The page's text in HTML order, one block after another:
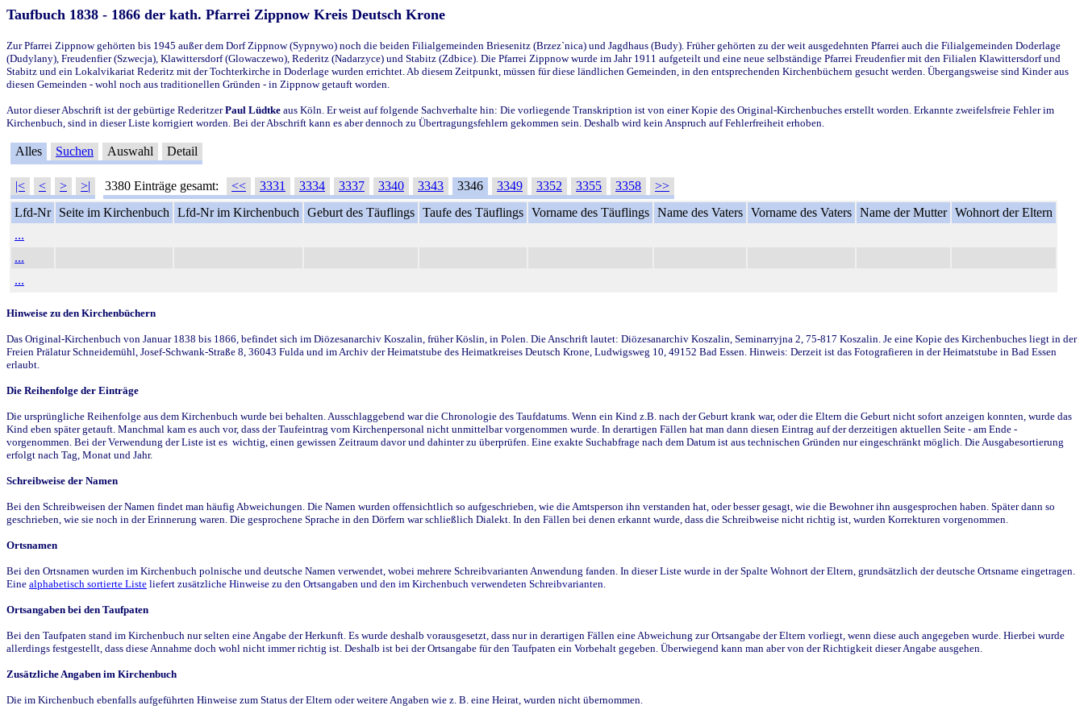
Taufbuch 1838 - 1866 der kath. Pfarrei Zippnow Kreis Deutsch Krone
Zur Pfarrei Zippnow gehörten bis 1945 außer dem Dorf Zippnow (Sypnywo) noch die beiden Filialgemeinden Briesenitz (Brzez`nica) und Jagdhaus (Budy). Früher gehörten zu der weit ausgedehnten Pfarrei auch die Filialgemeinden Doderlage
(Dudylany), Freudenfier (Szwecja), Klawittersdorf (Glowaczewo), Rederitz (Nadarzyce) und Stabitz (Zdbice). Die Pfarrei Zippnow wurde im Jahr 1911 aufgeteilt und eine neue selbständige Pfarrei Freudenfier mit den Filialen Klawittersdorf und
Stabitz und ein Lokalvikariat Rederitz mit der Tochterkirche in Doderlage wurden errichtet. Ab diesem Zeitpunkt, müssen für diese ländlichen Gemeinden, in den entsprechenden Kirchenbüchern gesucht werden. Übergangsweise sind Kinder aus
diesen Gemeinden - wohl noch aus traditionellen Gründen - in Zippnow getauft worden.
Autor dieser Abschrift ist der gebürtige RederitzerPaul Lüdtke aus Köln. Er weist auf folgende Sachverhalte hin: Die vorliegende Transkription ist von einer Kopie des Original-Kirchenbuches erstellt worden. Erkannte zweifelsfreie Fehler im
Kirchenbuch, sind in dieser Liste korrigiert worden. Bei der Abschrift kann es aber dennoch zu Übertragungsfehlern gekommen sein. Deshalb wird kein Anspruch auf Fehlerfreiheit erhoben.
Alles Suchen Auswahl Detail
|< < > >| 3380 Einträge gesamt: << 3331 3334 3337 3340 3343 3346 3349 3352 3355 3358
>>
Lfd-Nr
Seite im Kirchenbuch Lfd-Nr im Kirchenbuch Geburt des Täuflings Taufe des Täuflings Vorname des Täuflings Name des Vaters Vorname des Vaters Name der Mutter Wohnort der Eltern
...
...
...
Hinweise zu den Kirchenbüchern
Das Original-Kirchenbuch von Januar 1838 bis 1866, befindet sich im Diözesanarchiv Koszalin, früher Köslin, in Polen. Die Anschrift lautet: Diözesanarchiv Koszalin, Seminarryjna 2, 75-817 Koszalin. Je eine Kopie des Kirchenbuches liegt in der
Freien Prälatur Schneidemühl, Josef-Schwank-Straße 8, 36043 Fulda und im Archiv der Heimatstube des Heimatkreises Deutsch Krone, Ludwigsweg 10, 49152 Bad Essen. Hinweis: Derzeit ist das Fotografieren in der Heimatstube in Bad Essen
erlaubt.
Die Reihenfolge der Einträge
Die ursprüngliche Reihenfolge aus dem Kirchenbuch wurde bei behalten. Ausschlaggebend war die Chronologie des Taufdatums. Wenn ein Kind z.B. nach der Geburt krank war, oder die Eltern die Geburt nicht sofort anzeigen konnten, wurde das
Kind eben später getauft. Manchmal kam es auch vor, dass der Taufeintrag vom Kirchenpersonal nicht unmittelbar vorgenommen wurde. In derartigen Fällen hat man dann diesen Eintrag auf der derzeitigen aktuellen Seite - am Ende -
vorgenommen. Bei der Verwendung der Liste ist es wichtig, einen gewissen Zeitraum davor und dahinter zu überprüfen. Eine exakte Suchabfrage nach dem Datum ist aus technischen Gründen nur eingeschränkt möglich. Die Ausgabesortierung
erfolgt nach Tag, Monat und Jahr.
Schreibweise der Namen
Bei den Schreibweisen der Namen findet man häufig Abweichungen. Die Namen wurden offensichtlich so aufgeschrieben, wie die Amtsperson ihn verstanden hat, oder besser gesagt, wie die Bewohner ihn ausgesprochen haben. Später dann so
geschrieben, wie sie noch in der Erinnerung waren. Die gesprochene Sprache in den Dörfern war schließlich Dialekt. In den Fällen bei denen erkannt wurde, dass die Schreibweise nicht richtig ist, wurden Korrekturen vorgenommen.
Ortsnamen
Bei den Ortsnamen wurden im Kirchenbuch polnische und deutsche Namen verwendet, wobei mehrere Schreibvarianten Anwendung fanden. In dieser Liste wurde in der Spalte Wohnort der Eltern, grundsätzlich der deutsche Ortsname eingetragen.
Eine alphabetisch sortierte Liste liefert zusätzliche Hinweise zu den Ortsangaben und den im Kirchenbuch verwendeten Schreibvarianten.
Ortsangaben bei den Taufpaten
Bei den Taufpaten stand im Kirchenbuch nur selten eine Angabe der Herkunft. Es wurde deshalb vorausgesetzt, dass nur in derartigen Fällen eine Abweichung zur Ortsangabe der Eltern vorliegt, wenn diese auch angegeben wurde. Hierbei wurde
allerdings festgestellt, dass diese Annahme doch wohl nicht immer richtig ist. Deshalb ist bei der Ortsangabe für den Taufpaten ein Vorbehalt gegeben. Überwiegend kann man aber von der Richtigkeit dieser Angabe ausgehen.
Zusätzliche Angaben im Kirchenbuch
Die im Kirchenbuch ebenfalls aufgeführten Hinweise zum Status der Eltern oder weitere Angaben wie z. B. eine Heirat, wurden nicht übernommen.